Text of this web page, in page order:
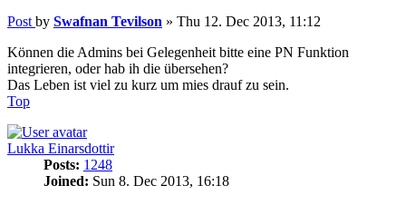
Post by Swafnan Tevilson » Thu 12. Dec 2013, 11:12
Können die Admins bei Gelegenheit bitte eine PN Funktion
integrieren, oder hab ih die übersehen?
Das Leben ist viel zu kurz um mies drauf zu sein.
Top
Lukka Einarsdottir
Posts: 1248
Joined: Sun 8. Dec 2013, 16:18